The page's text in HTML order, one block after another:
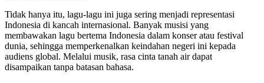
Tidak hanya itu, lagu-lagu ini juga sering menjadi representasi
Indonesia di kancah internasional. Banyak musisi yang
membawakan lagu bertema Indonesia dalam konser atau festival
dunia, sehingga memperkenalkan keindahan negeri ini kepada
audiens global. Melalui musik, rasa cinta tanah air dapat
disampaikan tanpa batasan bahasa.